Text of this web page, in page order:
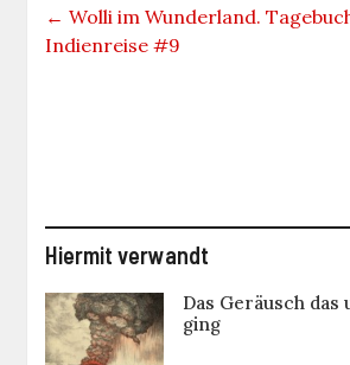
← Wolli im Wunderland.
Indienreise #9
Hiermit verwandt
Das Geräusch das
ging